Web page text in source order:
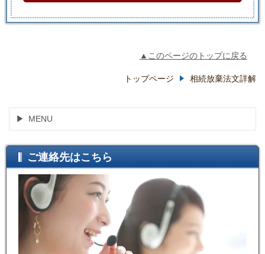
▲このページのトップに戻る
トップページ 相続放棄法文詳解
MENU
ご連絡先はこちら